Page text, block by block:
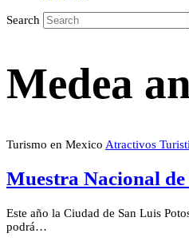
Search
Medea
Turismo en Mexico Atractivos
Muestra Nacional
Este año la Ciudad de San Luis
podrá…